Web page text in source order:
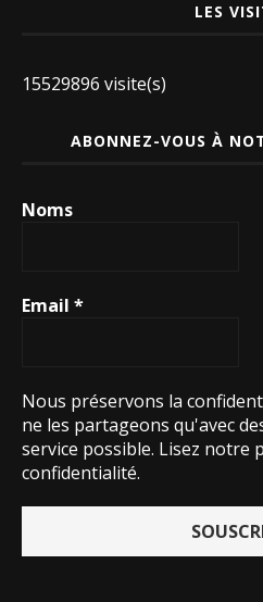
LES
15529896 visite(s)
ABONNEZ-VOUS À
Noms
Email *
Nous préservons la
ne les partageons qu'avec
service possible. Lisez notre
confidentialité.